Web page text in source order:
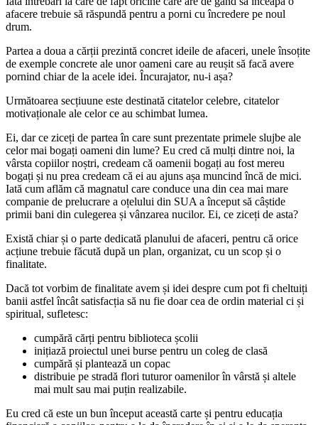
afacere trebuie să răspundă pentru a porni cu încredere pe noul
drum.
Partea a doua a cărții prezintă concret ideile de afaceri, unele însoțite
de exemple concrete ale unor oameni care au reușit să facă avere
pornind chiar de la acele idei. Încurajator, nu-i așa?
Următoarea secțiuune este destinată citatelor celebre, citatelor
motivaționale ale celor ce au schimbat lumea.
Ei, dar ce ziceți de partea în care sunt prezentate primele slujbe ale
celor mai bogați oameni din lume? Eu cred că mulți dintre noi, la
vârsta copiilor noștri, credeam că oamenii bogați au fost mereu
bogați și nu prea credeam că ei au ajuns așa muncind încă de mici.
Iată cum aflăm că magnatul care conduce una din cea mai mare
companie de prelucrare a oțelului din SUA a început să câștide
primii bani din culegerea și vânzarea nucilor. Ei, ce ziceți de asta?
Există chiar și o parte dedicată planului de afaceri, pentru că orice
acțiune trebuie făcută după un plan, organizat, cu un scop și o
finalitate.
Dacă tot vorbim de finalitate avem și idei despre cum pot fi cheltuiți
banii astfel încât satisfacția să nu fie doar cea de ordin material ci și
spiritual, sufletesc:
cumpără cărți pentru biblioteca școlii
inițiază proiectul unei burse pentru un coleg de clasă
cumpără și plantează un copac
distribuie pe stradă flori tuturor oamenilor în vârstă și altele
mai mult sau mai puțin realizabile.
Eu cred că este un bun început această carte și pentru educația